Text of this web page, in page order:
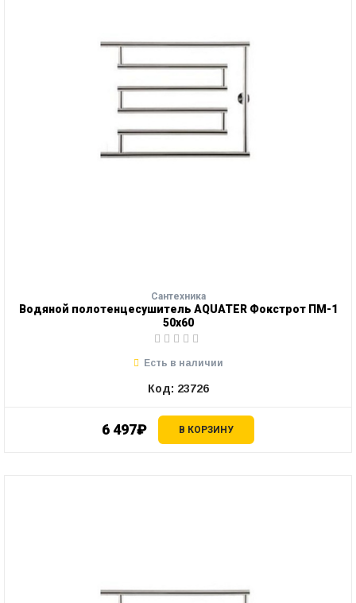
Сантехника
Водяной полотенцесушитель AQUATER Фокстрот ПМ-1
50х60
6 497₽ В КОРЗИНУ
Есть в наличии
Код: 23726